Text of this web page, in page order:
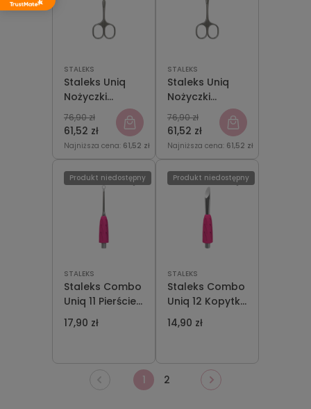
STALEKS
Staleks Uniq
Nożyczki
Ballerina 10
Type 3
61,52 zł
76,90 zł
Najniższa cena: 61,52 zł
STALEKS
Staleks Uniq
Nożyczki
Ballerina 10
Type 4
61,52 zł
76,90 zł
Najniższa cena: 61,52 zł
STALEKS
Staleks Combo
Uniq 11 Pierścień
Część Robocza
Kopytka
17,90 zł
Produkt niedostępny
STALEKS
Staleks Combo
Uniq 12 Kopytko
Skośne Część
Robocza
14,90 zł
Produkt niedostępny
1 2